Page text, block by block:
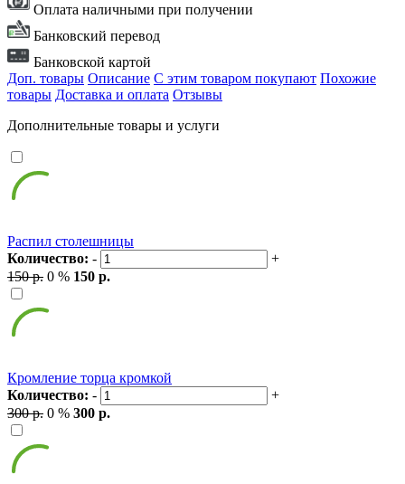
Оплата наличными при получении
Банковский перевод
Банковской картой
Доп. товары Описание С этим товаром покупают Похожие
товары Доставка и оплата Отзывы
Дополнительные товары и услуги
Распил столешницы
Количество: -
+
150 р. 0 % 150 р.
Кромление торца кромкой
Количество: -
+
300 р. 0 % 300 р.